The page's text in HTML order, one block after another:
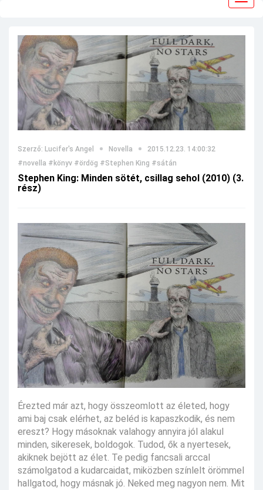
Szerző: Lucifer's Angel Novella
2015.12.23. 14:00:32
#novella #könyv #ördög #Stephen King #sátán
Stephen King: Minden sötét, csillag sehol (2010) (3.
rész)
Érezted már azt, hogy összeomlott az életed, hogy
ami baj csak elérhet, az beléd is kapaszkodik, és nem
ereszt? Hogy másoknak valahogy annyira jól alakul
minden, sikeresek, boldogok. Tudod, ők a nyertesek,
akiknek bejött az élet. Te pedig fancsali arccal
számolgatod a kudarcaidat, miközben színlelt örömmel
hallgatod, hogy másnak jó. Neked meg nagyon nem. Mit